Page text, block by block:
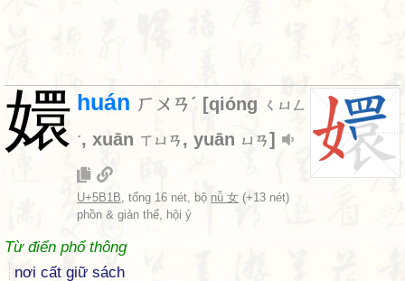
嬛 huán ㄏㄨㄢˊ [qióng ㄑㄩㄥ
ˊ, xuān ㄒㄩㄢ , yuān ㄩㄢ]
U+5B1B, tổng 16 nét, bộ nǚ 女 (+13 nét)
phồn & giản thể, hội ý
Từ điển phổ thông
nơi cất giữ sách